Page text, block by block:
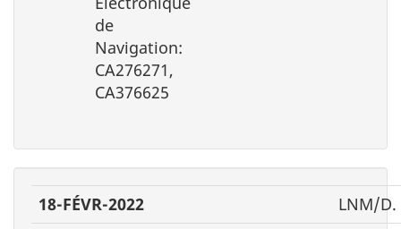
de
Navigation:
CA276271,
CA376625
18-FÉVR-2022
LNM/D.